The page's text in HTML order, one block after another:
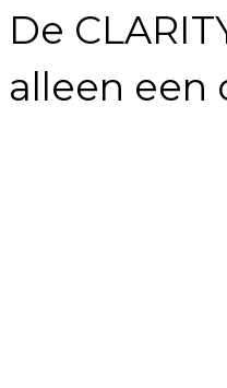
De
alleen een